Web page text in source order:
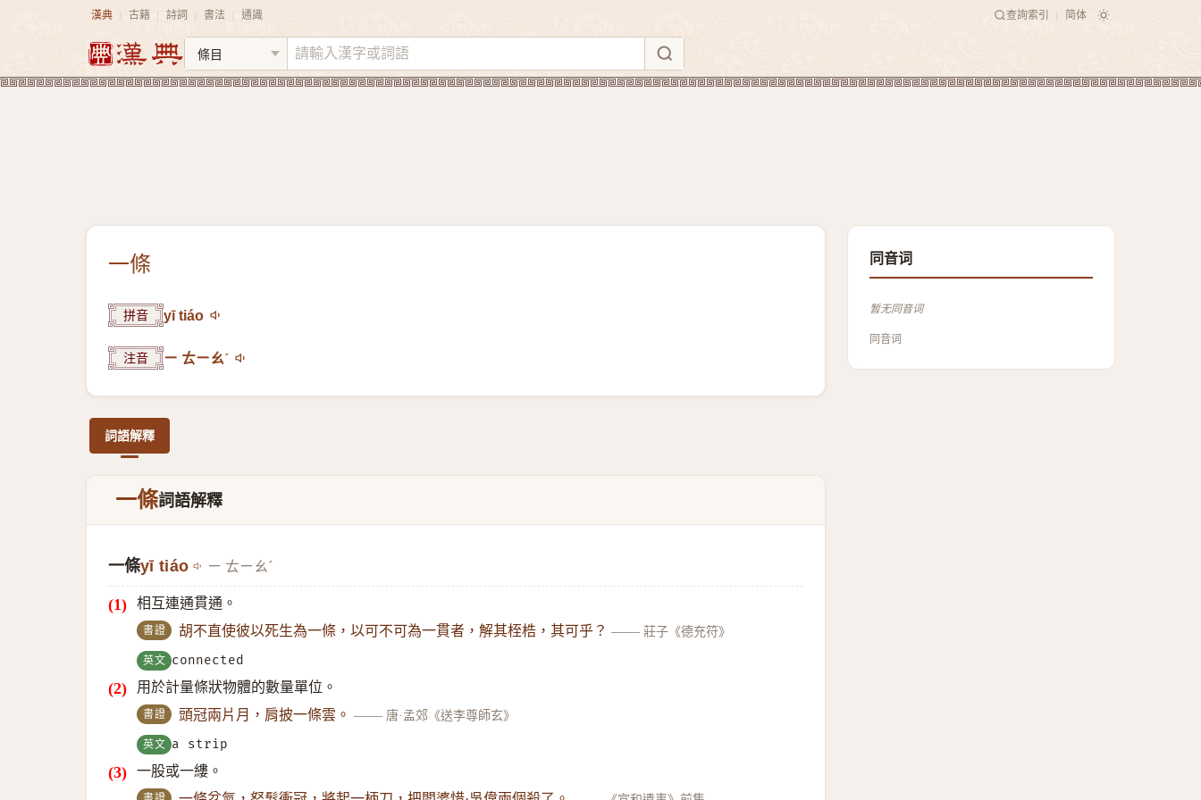
漢典 古籍 詩詞 書法 通識 查詢索引 简体
一條
拼音 yī tiáo
注音 ㄧ ㄊㄧㄠˊ
詞語解釋
一條詞語解釋
一條yī tiáo ㄧ ㄊㄧㄠˊ
相互連通貫通。
書證 胡不直使彼以死生為一條，以可不可為一貫者，解其桎梏，其可乎？ —— 莊子《德充符》
英文 connected
用於計量條狀物體的數量單位。
書證 頭冠兩片月，肩披一條雲。 —— 唐·孟郊《送李尊師玄》
英文 a strip
一股或一縷。
同音词
暂无同音词
同音词